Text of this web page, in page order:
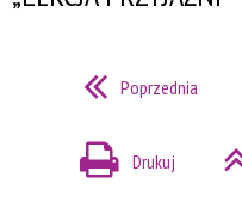
Poprzednia
Drukuj